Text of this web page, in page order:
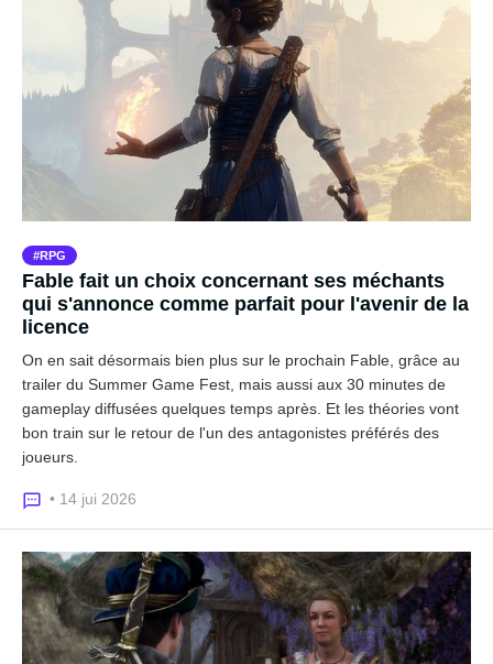
RPG
Fable fait un choix concernant ses méchants
qui s'annonce comme parfait pour l'avenir de la
licence
On en sait désormais bien plus sur le prochain Fable, grâce au
trailer du Summer Game Fest, mais aussi aux 30 minutes de
gameplay diffusées quelques temps après. Et les théories vont
bon train sur le retour de l'un des antagonistes préférés des
joueurs.
• 14 jui 2026